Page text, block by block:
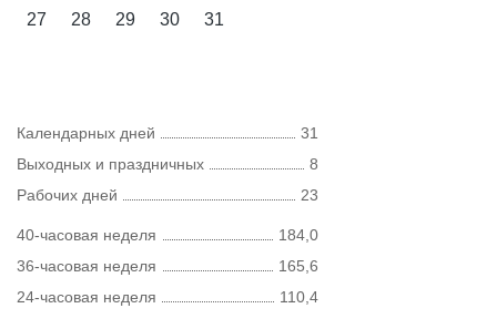
27
28 29 30 31
Календарных дней
31
Выходных и праздничных
8
Рабочих дней
23
40-часовая неделя
184,0
36-часовая неделя
165,6
24-часовая неделя
110,4